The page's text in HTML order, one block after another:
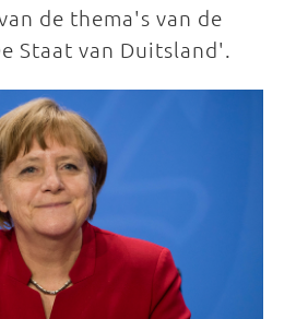
de thema's van de
Staat van Duitsland'.